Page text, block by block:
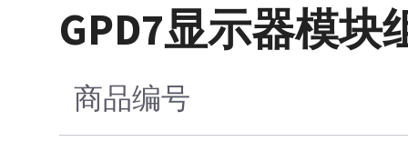
GPD7显示器模块
商品编号